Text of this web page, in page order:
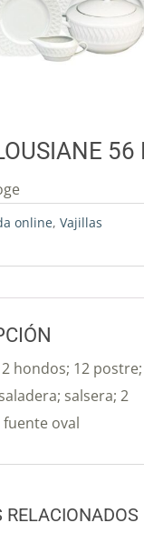
56
online, Vajillas
hondos; 12 postre;
salsera; 2
oval
RELACIONADOS